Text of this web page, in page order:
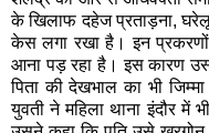
कुछ प्रकरणों में माननीय
दिया है। एक प्रकरण में पत्नी
दिया था। पति ने उसे इसके
वापस बुलाने के लिए नोटिस
कोर्ट में वैवाहिक अधिकारों
गुजारा भत्ता पाने के लिए